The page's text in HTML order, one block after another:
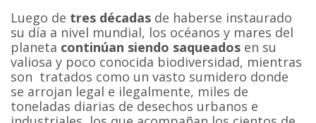
Luego de tres décadas de haberse instaurado
su día a nivel mundial, los océanos y mares del
planeta continúan siendo saqueados en su
valiosa y poco conocida biodiversidad, mientras
son tratados como un vasto sumidero donde
se arrojan legal e ilegalmente, miles de
toneladas diarias de desechos urbanos e